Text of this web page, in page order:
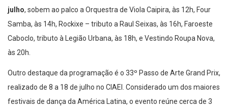
julho, sobem ao palco a Orquestra de Viola Caipira, às 12h, Four
Samba, às 14h, Rockixe – tributo a Raul Seixas, às 16h, Faroeste
Caboclo, tributo à Legião Urbana, às 18h, e Vestindo Roupa Nova,
às 20h.
Outro destaque da programação é o 33º Passo de Arte Grand Prix,
realizado de 8 a 18 de julho no CIAEI. Considerado um dos maiores
festivais de dança da América Latina, o evento reúne cerca de 3